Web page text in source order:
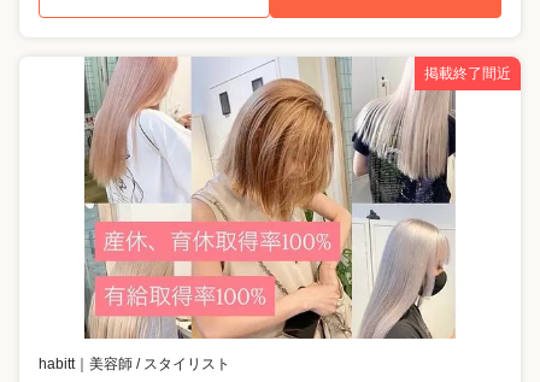
掲載終了間近
habitt｜ 美容師 / スタイリスト